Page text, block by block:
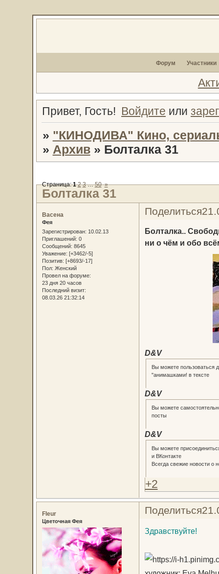
Форум Участники
Привет, Гость! Войдите или
» "КИНОДИВА" Кино,
» Архив » Болталка 31
Болталка 31
Страница:1 2 3 … 50 »
Поделиться
Васена
Фея
Зарегистрирован: 10.02.13
Приглашений: 0
Сообщений: 8645
Уважение: [+3462/-5]
Позитив: [+8693/-17]
Пол: Женский
Провел на форуме:
23 дня 20 часов
Последний визит:
08.03.26 21:32:14
Болталка..
ни о чём и обо
D&V
Вы можете пользоваться
"анимашками! в тексте
D&V
Вы можете
посты
D&V
Вы можете
и ВКонтакте
Всегда свежие новости о
+2
Поделиться
Fleur
Цветочная Фея
Здравствуйте!